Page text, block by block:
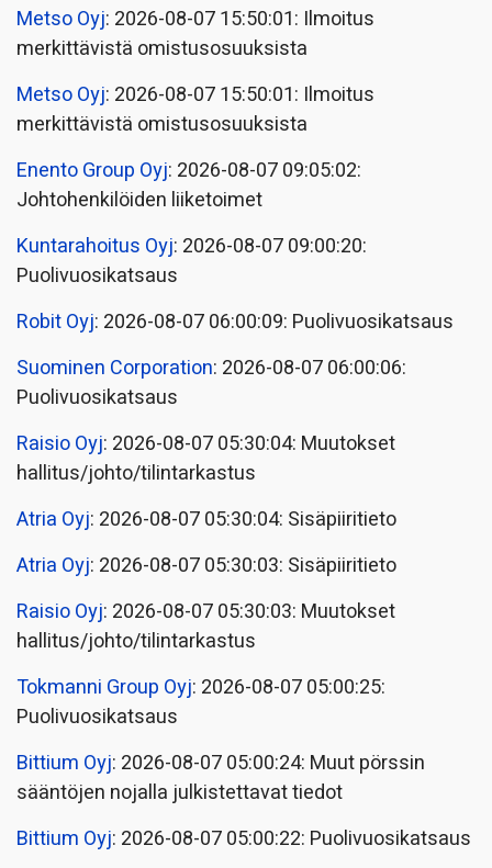
Metso Oyj: 2026-08-07 15:50:01: Ilmoitus
merkittävistä omistusosuuksista
Metso Oyj: 2026-08-07 15:50:01: Ilmoitus
merkittävistä omistusosuuksista
Enento Group Oyj: 2026-08-07 09:05:02:
Johtohenkilöiden liiketoimet
Kuntarahoitus Oyj: 2026-08-07 09:00:20:
Puolivuosikatsaus
Robit Oyj: 2026-08-07 06:00:09: Puolivuosikatsaus
Suominen Corporation: 2026-08-07 06:00:06:
Puolivuosikatsaus
Raisio Oyj: 2026-08-07 05:30:04: Muutokset
hallitus/johto/tilintarkastus
Atria Oyj: 2026-08-07 05:30:04: Sisäpiiritieto
Atria Oyj: 2026-08-07 05:30:03: Sisäpiiritieto
Raisio Oyj: 2026-08-07 05:30:03: Muutokset
hallitus/johto/tilintarkastus
Tokmanni Group Oyj: 2026-08-07 05:00:25:
Puolivuosikatsaus
Bittium Oyj: 2026-08-07 05:00:24: Muut pörssin
sääntöjen nojalla julkistettavat tiedot
Bittium Oyj: 2026-08-07 05:00:22: Puolivuosikatsaus